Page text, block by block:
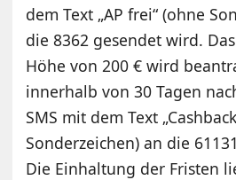
dem Text „AP frei“ (ohne
die 8362 gesendet wird.
Höhe von 200 € wird
innerhalb von 30 Tagen
SMS mit dem Text
Sonderzeichen) an die
Die Einhaltung der Fristen